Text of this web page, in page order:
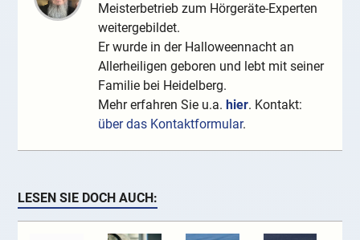
Meisterbetrieb zum Hörgeräte-Experten
weitergebildet.
Er wurde in der Halloweennacht an
Allerheiligen geboren und lebt mit seiner
Familie bei Heidelberg.
Mehr erfahren Sie u.a. hier. Kontakt:
über das Kontaktformular.
LESEN SIE DOCH AUCH: